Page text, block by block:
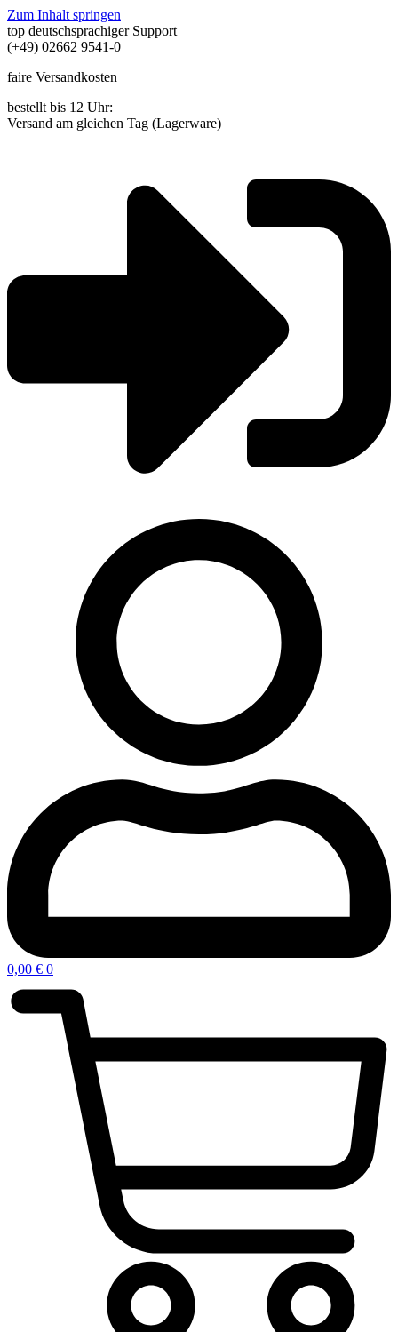
Zum Inhalt springen
top deutschsprachiger Support
(+49) 02662 9541-0
faire Versandkosten
bestellt bis 12 Uhr:
Versand am gleichen Tag (Lagerware)
0,00 € 0